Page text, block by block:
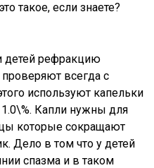
такое, если знаете?
детей рефракцию
всегда с
используют капельки
Капли нужны для
которые сокращают
Дело в том что у детей
спазма и в таком